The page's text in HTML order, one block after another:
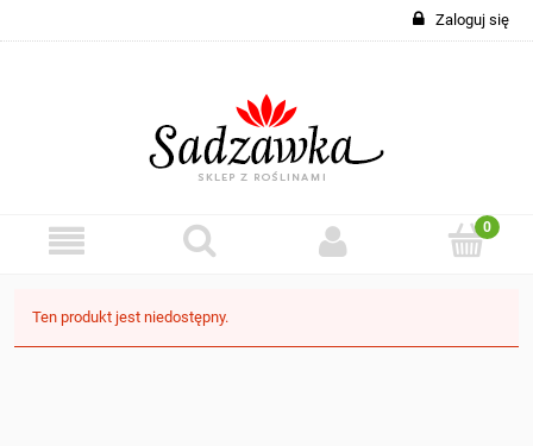
Zaloguj się
Ten produkt jest niedostępny.